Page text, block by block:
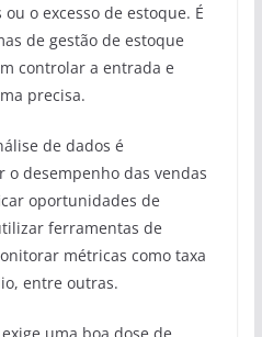
o excesso de estoque. É
de gestão de estoque
controlar a entrada e
precisa.
de dados é
desempenho das vendas
oportunidades de
ferramentas de
métricas como taxa
entre outras.